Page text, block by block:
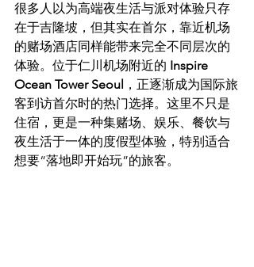
很多人以为高端夜生活与派对体验只存
在于吉隆坡，但其实在首尔，靠近机场
的赌场酒店同样能带来完全不同层次的
体验。位于仁川机场附近的 Inspire
Ocean Tower Seoul ，正逐渐成为国际旅
客到访首尔时的热门选择。这里不只是
住宿，更是一种集赌场、娱乐、餐饮与
夜生活于一体的度假型体验，特别适合
想要“落地即开始玩”的旅客。